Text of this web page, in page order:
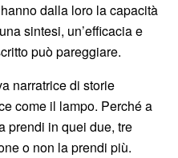
dalla loro la capacità
sintesi, un’efficacia e
può pareggiare.
narratrice di storie
come il lampo. Perché a
prendi in quei due, tre
o non la prendi più.